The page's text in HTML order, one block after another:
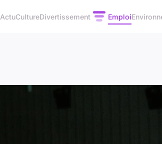
ActuCultureDivertissement Emploi